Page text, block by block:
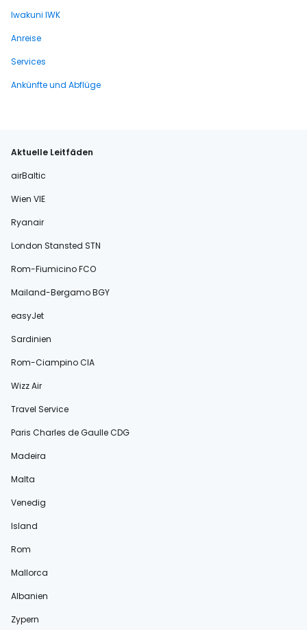
Iwakuni IWK
Anreise
Services
Ankünfte und Abflüge
Aktuelle Leitfäden
airBaltic
Wien VIE
Ryanair
London Stansted STN
Rom-Fiumicino FCO
Mailand-Bergamo BGY
easyJet
Sardinien
Rom-Ciampino CIA
Wizz Air
Travel Service
Paris Charles de Gaulle CDG
Madeira
Malta
Venedig
Island
Rom
Mallorca
Albanien
Zypern